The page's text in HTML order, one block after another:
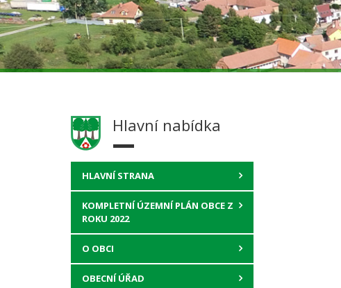
Hlavní nabídka
HLAVNÍ STRANA
KOMPLETNÍ ÚZEMNÍ PLÁN OBCE Z
ROKU 2022
O OBCI
OBECNÍ ÚŘAD